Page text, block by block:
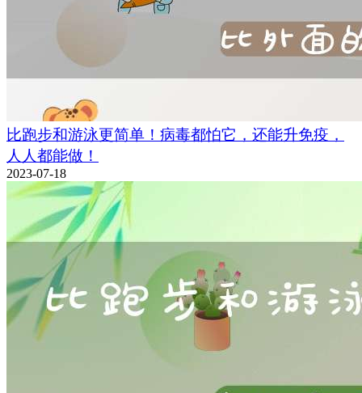
比跑步和游泳更简单！病毒都怕它，还能升免疫，
人人都能做！
2023-07-18